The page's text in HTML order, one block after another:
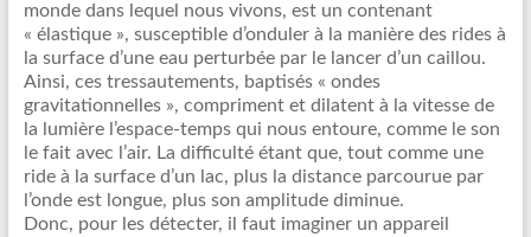
monde dans lequel nous vivons, est un contenant
« élastique », susceptible d’onduler à la manière des rides à
la surface d’une eau perturbée par le lancer d’un caillou.
Ainsi, ces tressautements, baptisés « ondes
gravitationnelles », compriment et dilatent à la vitesse de
la lumière l’espace-temps qui nous entoure, comme le son
le fait avec l’air. La difficulté étant que, tout comme une
ride à la surface d’un lac, plus la distance parcourue par
l’onde est longue, plus son amplitude diminue.
Donc, pour les détecter, il faut imaginer un appareil